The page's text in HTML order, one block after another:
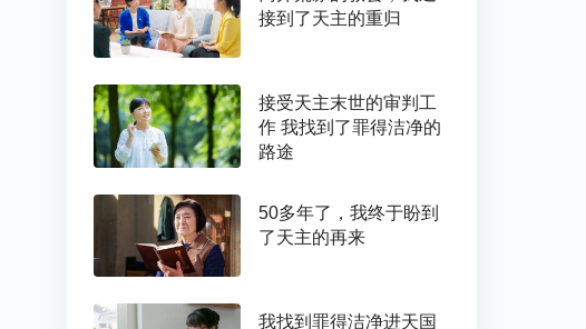
接到了天主的重归
接受天主末世的审判工
作 我找到了罪得洁净的
路途
50多年了，我终于盼到
了天主的再来
我找到罪得洁净进天国